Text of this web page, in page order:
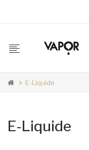
E-Liquide
E-Liquide